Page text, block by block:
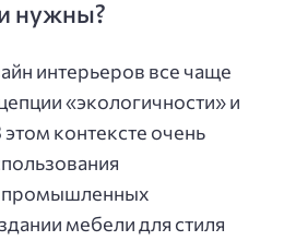
нужны?
интерьеров все чаще
«экологичности» и
контексте очень
промышленных
мебели для стиля